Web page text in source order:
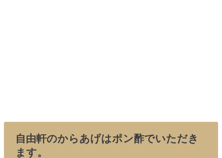
自由軒のからあげはポン酢でいただき
ます。